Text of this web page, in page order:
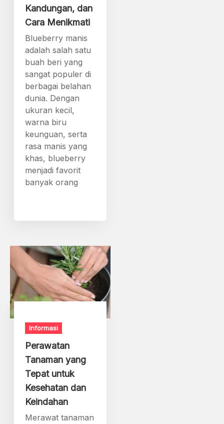
Kandungan, dan
Cara Menikmati
Blueberry manis
adalah salah satu
buah beri yang
sangat populer di
berbagai belahan
dunia. Dengan
ukuran kecil,
warna biru
keunguan, serta
rasa manis yang
khas, blueberry
menjadi favorit
banyak orang
Informasi
Perawatan
Tanaman yang
Tepat untuk
Kesehatan dan
Keindahan
Merawat tanaman